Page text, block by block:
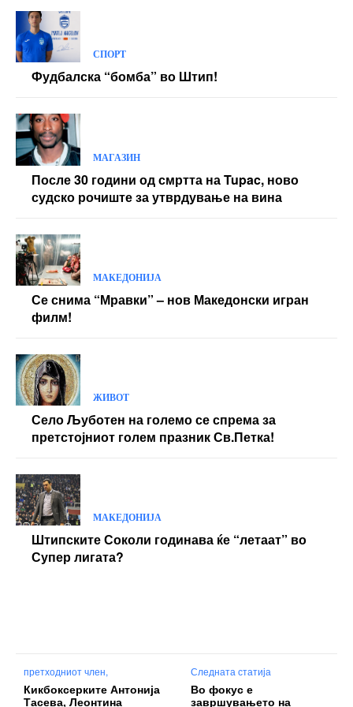
СПОРТ
Фудбалска “бомба” во Штип!
МАГАЗИН
После 30 години од смртта на Tupac, ново
судско рочиште за утврдување на вина
МАКЕДОНИЈА
Се снима “Мравки” – нов Македонски игран
филм!
ЖИВОТ
Село Љуботен на големо се спрема за
претстојниот голем празник Св.Петка!
МАКЕДОНИЈА
Штипските Соколи годинава ќе “летаат” во
Супер лигата?
претходниот член,
Кикбоксерките Антонија
Тасева, Леонтина
Следната статија
Во фокус е
завршувањето на